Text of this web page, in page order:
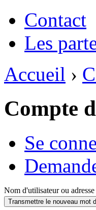
Contact
Les
Accueil ›
Compte
Se
Nom d'utilisateur ou